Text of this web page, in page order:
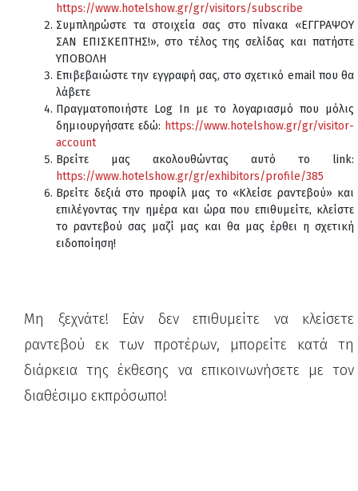
https://www.hotelshow.gr/gr/visitors/subscribe
Συμπληρώστε τα στοιχεία σας στο πίνακα «ΕΓΓΡΑΨΟΥ
ΣΑΝ ΕΠΙΣΚΕΠΤΗΣ!», στο τέλος της σελίδας και πατήστε
ΥΠΟΒΟΛΗ
Επιβεβαιώστε την εγγραφή σας, στο σχετικό email που θα
λάβετε
Πραγματοποιήστε Log In με το λογαριασμό που μόλις
δημιουργήσατε εδώ: https://www.hotelshow.gr/gr/visitor-
account
Βρείτε μας ακολουθώντας αυτό το link:
https://www.hotelshow.gr/gr/exhibitors/profile/385
Βρείτε δεξιά στο προφίλ μας το «Κλείσε ραντεβού» και
επιλέγοντας την ημέρα και ώρα που επιθυμείτε, κλείστε
το ραντεβού σας μαζί μας και θα μας έρθει η σχετική
ειδοποίηση!
Μη ξεχνάτε! Εάν δεν επιθυμείτε να κλείσετε
ραντεβού εκ των προτέρων, μπορείτε κατά τη
διάρκεια της έκθεσης να επικοινωνήσετε με τον
διαθέσιμο εκπρόσωπο!